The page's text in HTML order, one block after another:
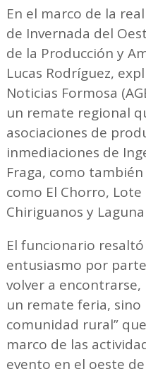
En el marco de la
de Invernada del
de la Producción y
Lucas Rodríguez,
Noticias Formosa
un remate regional
asociaciones de
inmediaciones de
Fraga, como
como El Chorro, Lote
Chiriguanos y
El funcionario
entusiasmo por
volver a
un remate feria,
comunidad rural”
marco de las
evento en el oeste